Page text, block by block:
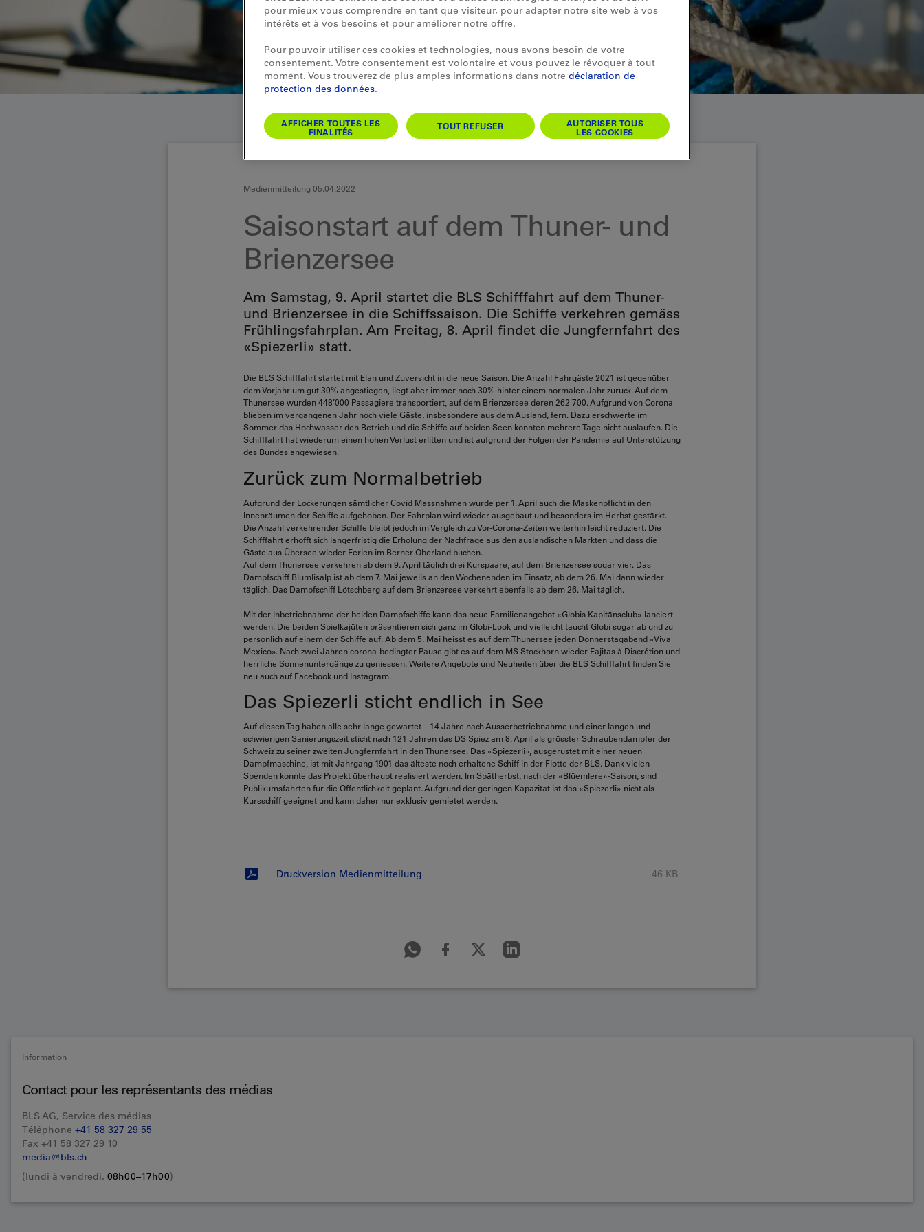
Medienmitteilung 05.04.2022
Saisonstart auf dem Thuner- und
Brienzersee
Am Samstag, 9. April startet die BLS Schifffahrt auf dem Thuner-
und Brienzersee in die Schiffssaison. Die Schiffe verkehren gemäss
Frühlingsfahrplan. Am Freitag, 8. April findet die Jungfernfahrt des
«Spiezerli» statt.
Die BLS Schifffahrt startet mit Elan und Zuversicht in die neue Saison. Die Anzahl Fahrgäste 2021 ist gegenüber
dem Vorjahr um gut 30% angestiegen, liegt aber immer noch 30% hinter einem normalen Jahr zurück. Auf dem
Thunersee wurden 448’000 Passagiere transportiert, auf dem Brienzersee deren 262'700. Aufgrund von Corona
blieben im vergangenen Jahr noch viele Gäste, insbesondere aus dem Ausland, fern. Dazu erschwerte im
Sommer das Hochwasser den Betrieb und die Schiffe auf beiden Seen konnten mehrere Tage nicht auslaufen. Die
Schifffahrt hat wiederum einen hohen Verlust erlitten und ist aufgrund der Folgen der Pandemie auf Unterstützung
des Bundes angewiesen.
Zurück zum Normalbetrieb
Aufgrund der Lockerungen sämtlicher Covid Massnahmen wurde per 1. April auch die Maskenpflicht in den
Innenräumen der Schiffe aufgehoben. Der Fahrplan wird wieder ausgebaut und besonders im Herbst gestärkt.
Die Anzahl verkehrender Schiffe bleibt jedoch im Vergleich zu Vor-Corona-Zeiten weiterhin leicht reduziert. Die
Schifffahrt erhofft sich längerfristig die Erholung der Nachfrage aus den ausländischen Märkten und dass die
Gäste aus Übersee wieder Ferien im Berner Oberland buchen.
Auf dem Thunersee verkehren ab dem 9. April täglich drei Kurspaare, auf dem Brienzersee sogar vier. Das
Dampfschiff Blümlisalp ist ab dem 7. Mai jeweils an den Wochenenden im Einsatz, ab dem 26. Mai dann wieder
täglich. Das Dampfschiff Lötschberg auf dem Brienzersee verkehrt ebenfalls ab dem 26. Mai täglich.
Mit der Inbetriebnahme der beiden Dampfschiffe kann das neue Familienangebot «Globis Kapitänsclub» lanciert
werden. Die beiden Spielkajüten präsentieren sich ganz im Globi-Look und vielleicht taucht Globi sogar ab und zu
persönlich auf einem der Schiffe auf. Ab dem 5. Mai heisst es auf dem Thunersee jeden Donnerstagabend «Viva
Mexico». Nach zwei Jahren corona-bedingter Pause gibt es auf dem MS Stockhorn wieder Fajitas à Discrétion und
herrliche Sonnenuntergänge zu geniessen. Weitere Angebote und Neuheiten über die BLS Schifffahrt finden Sie
neu auch auf Facebook und Instagram.
Das Spiezerli sticht endlich in See
Auf diesen Tag haben alle sehr lange gewartet – 14 Jahre nach Ausserbetriebnahme und einer langen und
schwierigen Sanierungszeit sticht nach 121 Jahren das DS Spiez am 8. April als grösster Schraubendampfer der
Schweiz zu seiner zweiten Jungfernfahrt in den Thunersee. Das «Spiezerli», ausgerüstet mit einer neuen
Dampfmaschine, ist mit Jahrgang 1901 das älteste noch erhaltene Schiff in der Flotte der BLS. Dank vielen
Spenden konnte das Projekt überhaupt realisiert werden. Im Spätherbst, nach der «Blüemlere»-Saison, sind
Publikumsfahrten für die Öffentlichkeit geplant. Aufgrund der geringen Kapazität ist das «Spiezerli» nicht als
Kursschiff geeignet und kann daher nur exklusiv gemietet werden.
46 KB
Druckversion Medienmitteilung
Information
Contact pour les représentants des médias
BLS AG, Service des médias
Téléphone +41 58 327 29 55
Fax +41 58 327 29 10
media@bls.ch
(lundi à vendredi, 08h00–17h00)
pour mieux vous comprendre en tant que visiteur, pour adapter notre site web à vos
intérêts et à vos besoins et pour améliorer notre offre.
Pour pouvoir utiliser ces cookies et technologies, nous avons besoin de votre
consentement. Votre consentement est volontaire et vous pouvez le révoquer à tout
moment. Vous trouverez de plus amples informations dans notre déclaration de
protection des données.
AFFICHER TOUTES LES
FINALITÉS
TOUT REFUSER
AUTORISER TOUS
LES COOKIES